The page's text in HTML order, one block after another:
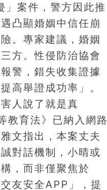
案件，警方因此推
凸顯婚姻中信任崩
。專家建議，婚姻
方。性侵防治協會
警，錯失收集證據
高舉證成功率」。
人說了就是真
教育法》已納入網路
文指出，本案丈夫
對話機制，小晴或
，而非僅聚焦於
友安全APP」，提